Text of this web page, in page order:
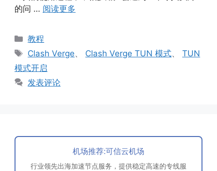
的问 … 阅读更多
分
类
教程
标
签
Clash Verge、 Clash Verge TUN 模式、TUN
模式开启
发表评论
机场推荐:可信云机场
行业领先出海加速节点服务，提供稳定高速的专线服